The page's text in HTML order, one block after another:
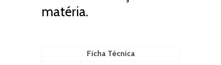
matéria.
Ficha Técnica